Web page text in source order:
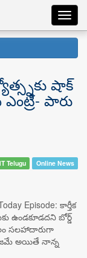
షాక్
పారు
Telugu Online News
Episode: కార్తీక
ఉండకూడదని బోర్డ్
సలహాదారుగా
అయితే నాన్న